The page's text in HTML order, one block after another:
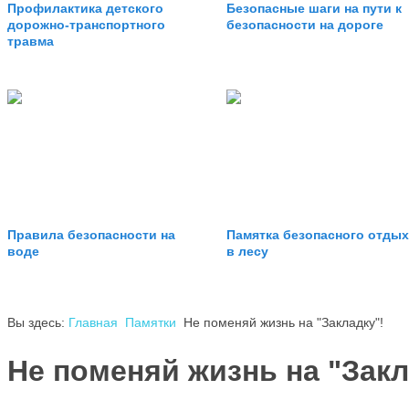
Профилактика детского
дорожно-транспортного
травма
Безопасные шаги на пути к
безопасности на дороге
Правила безопасности на
воде
Памятка безопасного
в лесу
Вы здесь: Главная Памятки Не поменяй жизнь на "Закладку"!
Не поменяй жизнь на